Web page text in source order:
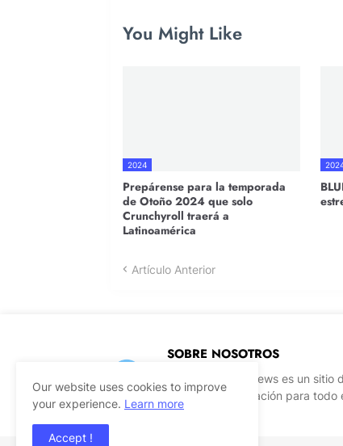
You Might Like
2024
Prepárense para la temporada
de Otoño 2024 que solo
Crunchyroll traerá a
Latinoamérica
Artículo Anterior
SOBRE NOSOTROS
World Dubbing News es un
fuente de información para
Our website uses cookies to improve
your experience. Learn more
Accept !